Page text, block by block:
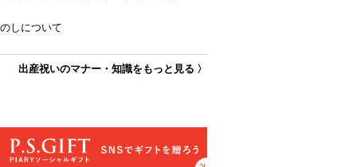
のしについて
出産祝いのマナー・知識をもっと見る 〉